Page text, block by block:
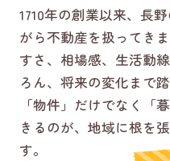
1710年の創業以来、長
がら不動産を扱ってき
すさ、相場感、生活動
ろん、将来の変化まで
「物件」だけでなく「
きるのが、地域に根を
す。